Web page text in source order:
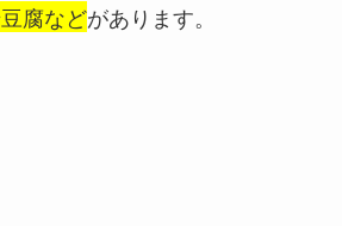
腐などがあります。